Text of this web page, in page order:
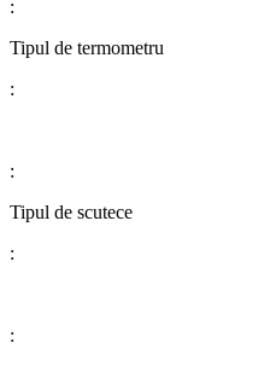
:
​​​​​​​​​​​​​​Tipul de termometru
:
:
​​​​​​​​​​​​​​Tipul de scutece
:
: